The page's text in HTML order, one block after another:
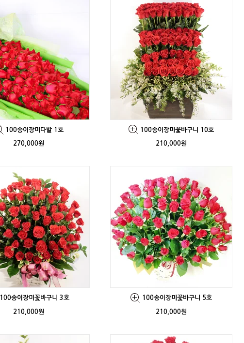
100송이장미다발 1호
270,000원
100송이장미꽃바구니 10호
210,000원
100송이장미꽃바구니 3호
210,000원
100송이장미꽃바구니 5호
210,000원